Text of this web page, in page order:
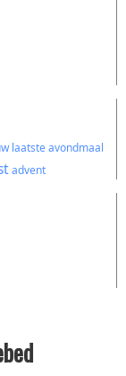
laatste avondmaal
advent